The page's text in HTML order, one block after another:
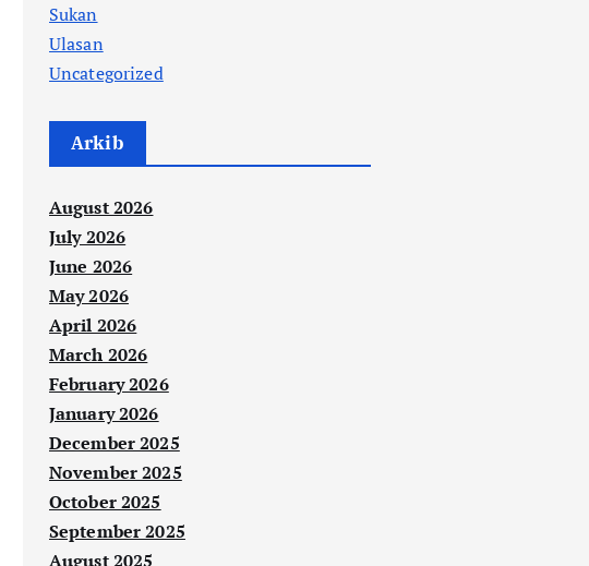
Sukan
Ulasan
Uncategorized
Arkib
August 2026
July 2026
June 2026
May 2026
April 2026
March 2026
February 2026
January 2026
December 2025
November 2025
October 2025
September 2025
August 2025